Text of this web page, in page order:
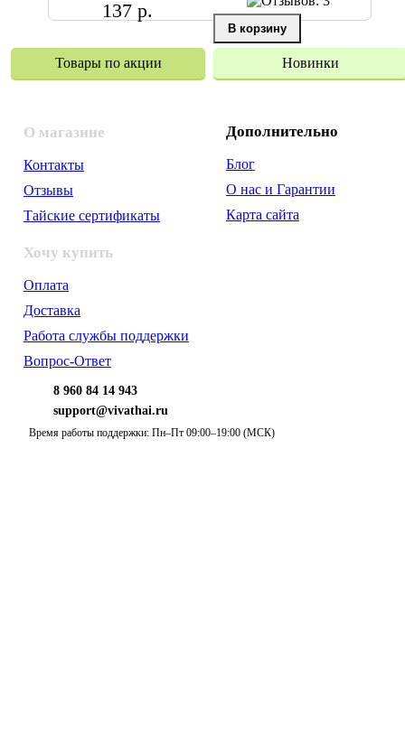
137 р.
Товары по акции Новинки
О магазине
Контакты
Отзывы
Тайские сертификаты
Хочу купить
Оплата
Доставка
Работа службы поддержки
Вопрос-Ответ
Дополнительно
Блог
О нас и Гарантии
Карта сайта
8 960 84 14 943
support@vivathai.ru
Время работы поддержки: Пн–Пт 09:00–19:00 (МСК)